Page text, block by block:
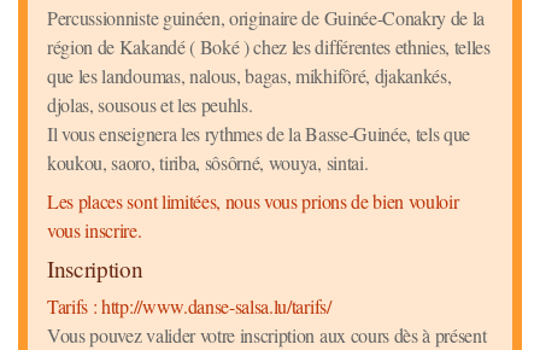
Percussionniste guinéen, originaire de Guinée-Conakry de la
région de Kakandé ( Boké ) chez les différentes ethnies, telles
que les landoumas, nalous, bagas, mikhifôré, djakankés,
djolas, sousous et les peuhls.
Il vous enseignera les rythmes de la Basse-Guinée, tels que
koukou, saoro, tiriba, sôsôrné, wouya, sintai.
Les places sont limitées, nous vous prions de bien vouloir
vous inscrire.
Inscription
Tarifs : http://www.danse-salsa.lu/tarifs/
Vous pouvez valider votre inscription aux cours dès à présent